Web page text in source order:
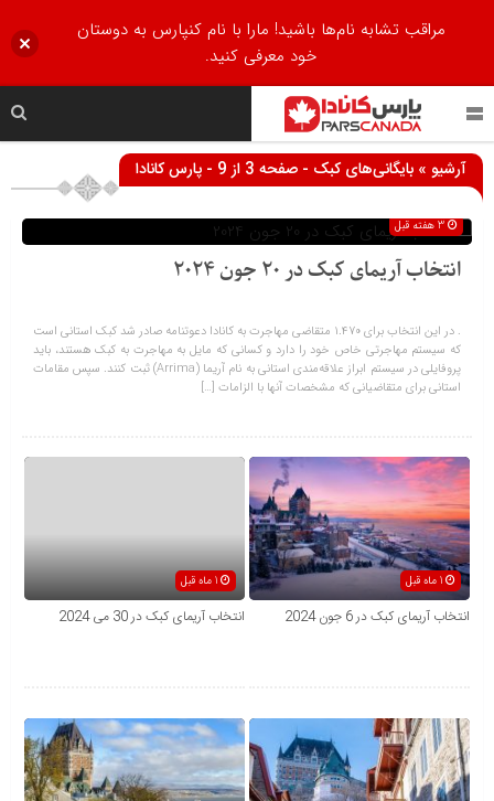
آرشیو » بایگانی‌های کبک - صفحه 3 از 9 - پارس کانادا
انتخاب آریمای کبک در 20 جون 2024
. در این انتخاب برای 1.470 متقاضی مهاجرت به کانادا دعوتنامه صادر شد کبک استانی است
که سیستم مهاجرتی خاص خود را دارد و کسانی که مایل به مهاجرت به کبک هستند، باید
پروفایلی در سیستم ابراز علاقه‌مندی استانی به نام آریما (Arrima) ثبت کنند. سپس مقامات
استانی برای متقاضیانی که مشخصات آنها با الزامات […]
1 ماه قبل
انتخاب آریمای کبک در 6 جون 2024 انتخاب آریمای کبک در 30 می 2024
مراقب تشابه نام‌ها باشید! مارا با نام کنپارس به دوستان
خود معرفی کنید.